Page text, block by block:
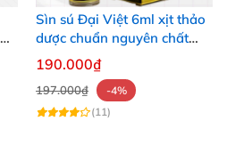
Sìn sú Đại Việt 6ml xịt thảo
dược chuẩn nguyên chất
tăng cường sức khỏe
190.000₫
197.000₫
-4%
(11)